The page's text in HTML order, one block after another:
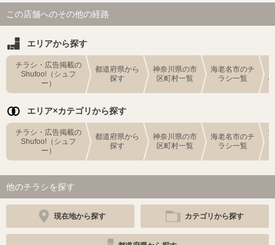
この店舗へのその他の経路
エリアから探す
チラシ・広告掲載の
Shufoo!（シュフ
ー）
都道府県から
探す
神奈川県の市
区町村一覧
海老名市のチ
ラシ一覧
エリア×カテゴリから探す
チラシ・広告掲載の
Shufoo!（シュフ
ー）
都道府県から
探す
神奈川県の市
区町村一覧
海老名市のチ
ラシ一覧
他のチラシを探す
現在地から探す カテゴリから探す